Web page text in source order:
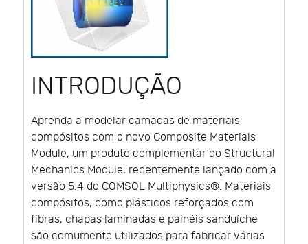
INTRODUÇÃO
Aprenda a modelar camadas de materiais
compósitos com o novo Composite Materials
Module, um produto complementar do Structural
Mechanics Module, recentemente lançado com a
versão 5.4 do COMSOL Multiphysics®. Materiais
compósitos, como plásticos reforçados com
fibras, chapas laminadas e painéis sanduíche
são comumente utilizados para fabricar várias